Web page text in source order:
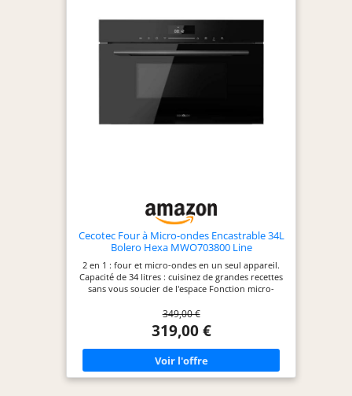
simplement votre fonction, réglez le bouton et
vous êtes prêt à utiliser le micro-ondes pour
réchauffer ou cuisiner vos plats ! 【Verrouillage de
sécurité enfant】Pour plus de sécurité, ce micro-
ondes encastrable Comfee est équipé d'un
verrouillage de sécurité enfant pour empêcher
vos enfants d'y accéder. Ce verrouillage empêche
toute utilisation accidentelle et s'active facilement
d'une simple pression sur un bouton.
【Conception intégrée】Ce micro-ondes intégré
Cecotec Four à Micro-ondes Encastrable 34L
Bolero Hexa MWO703800 Line
2 en 1 : four et micro-ondes en un seul appareil.
Capacité de 34 litres : cuisinez de grandes recettes
sans vous soucier de l'espace Fonction micro-
meilleures fonctions d'un micro-ondes. Mode grill
: cuisinez ou gratin avec sa résistance supérieure
et obtenez une cuisson homogène. Menus
automatiques : temps et température
automatiques pour cuisiner en une seule touche.
Mode défrost: décongèle rapidement tous vos
aliments pour une cuisson instantanée. Pavé
349,00 €
319,00 €